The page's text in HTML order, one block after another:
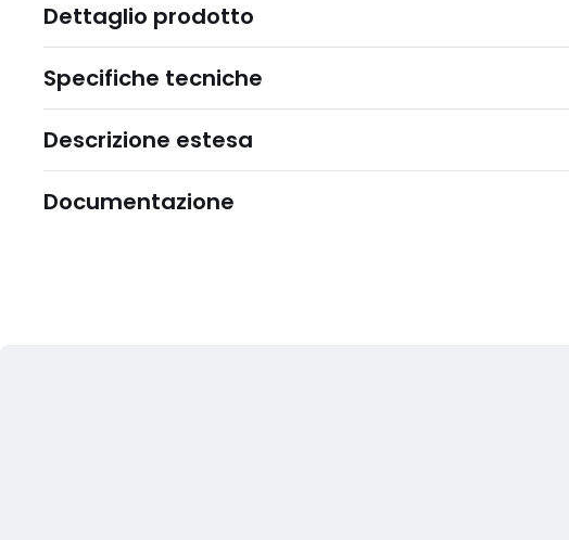
Dettaglio prodotto
Specifiche tecniche
Descrizione estesa
Documentazione